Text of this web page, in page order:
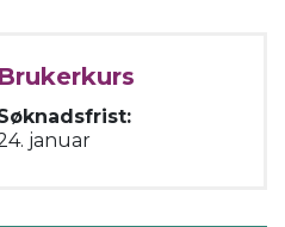
Brukerkurs
januar